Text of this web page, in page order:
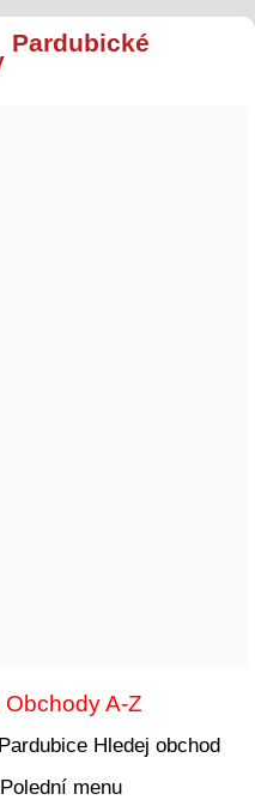
Pardubické
Obchody A-Z
Hledej obchod
Polední menu